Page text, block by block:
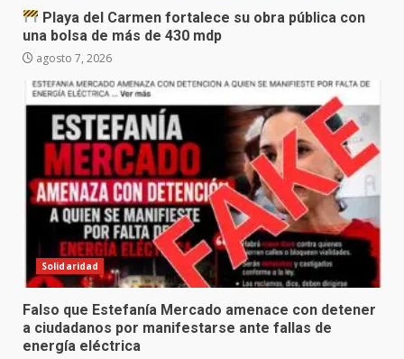
Playa del Carmen fortalece su obra pública con
una bolsa de más de 430 mdp
agosto 7, 2026
Solidaridad
Falso que Estefanía Mercado amenace con detener
a ciudadanos por manifestarse ante fallas de
energía eléctrica